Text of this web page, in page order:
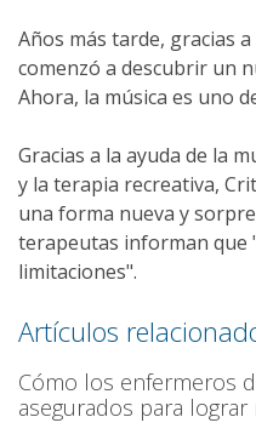
Años más tarde, gracias
comenzó a descubrir un
Ahora, la música es uno
Gracias a la ayuda de la
y la terapia recreativa,
una forma nueva y
terapeutas informan que
limitaciones".
Artículos
Cómo los enfermeros
asegurados para